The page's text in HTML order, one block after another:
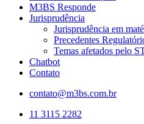
M3BS Responde
Jurisprudência
Jurisprudência em
Precedentes
Temas afetados pelo
Chatbot
Contato
contato@m3bs.com.br
11 3115 2282